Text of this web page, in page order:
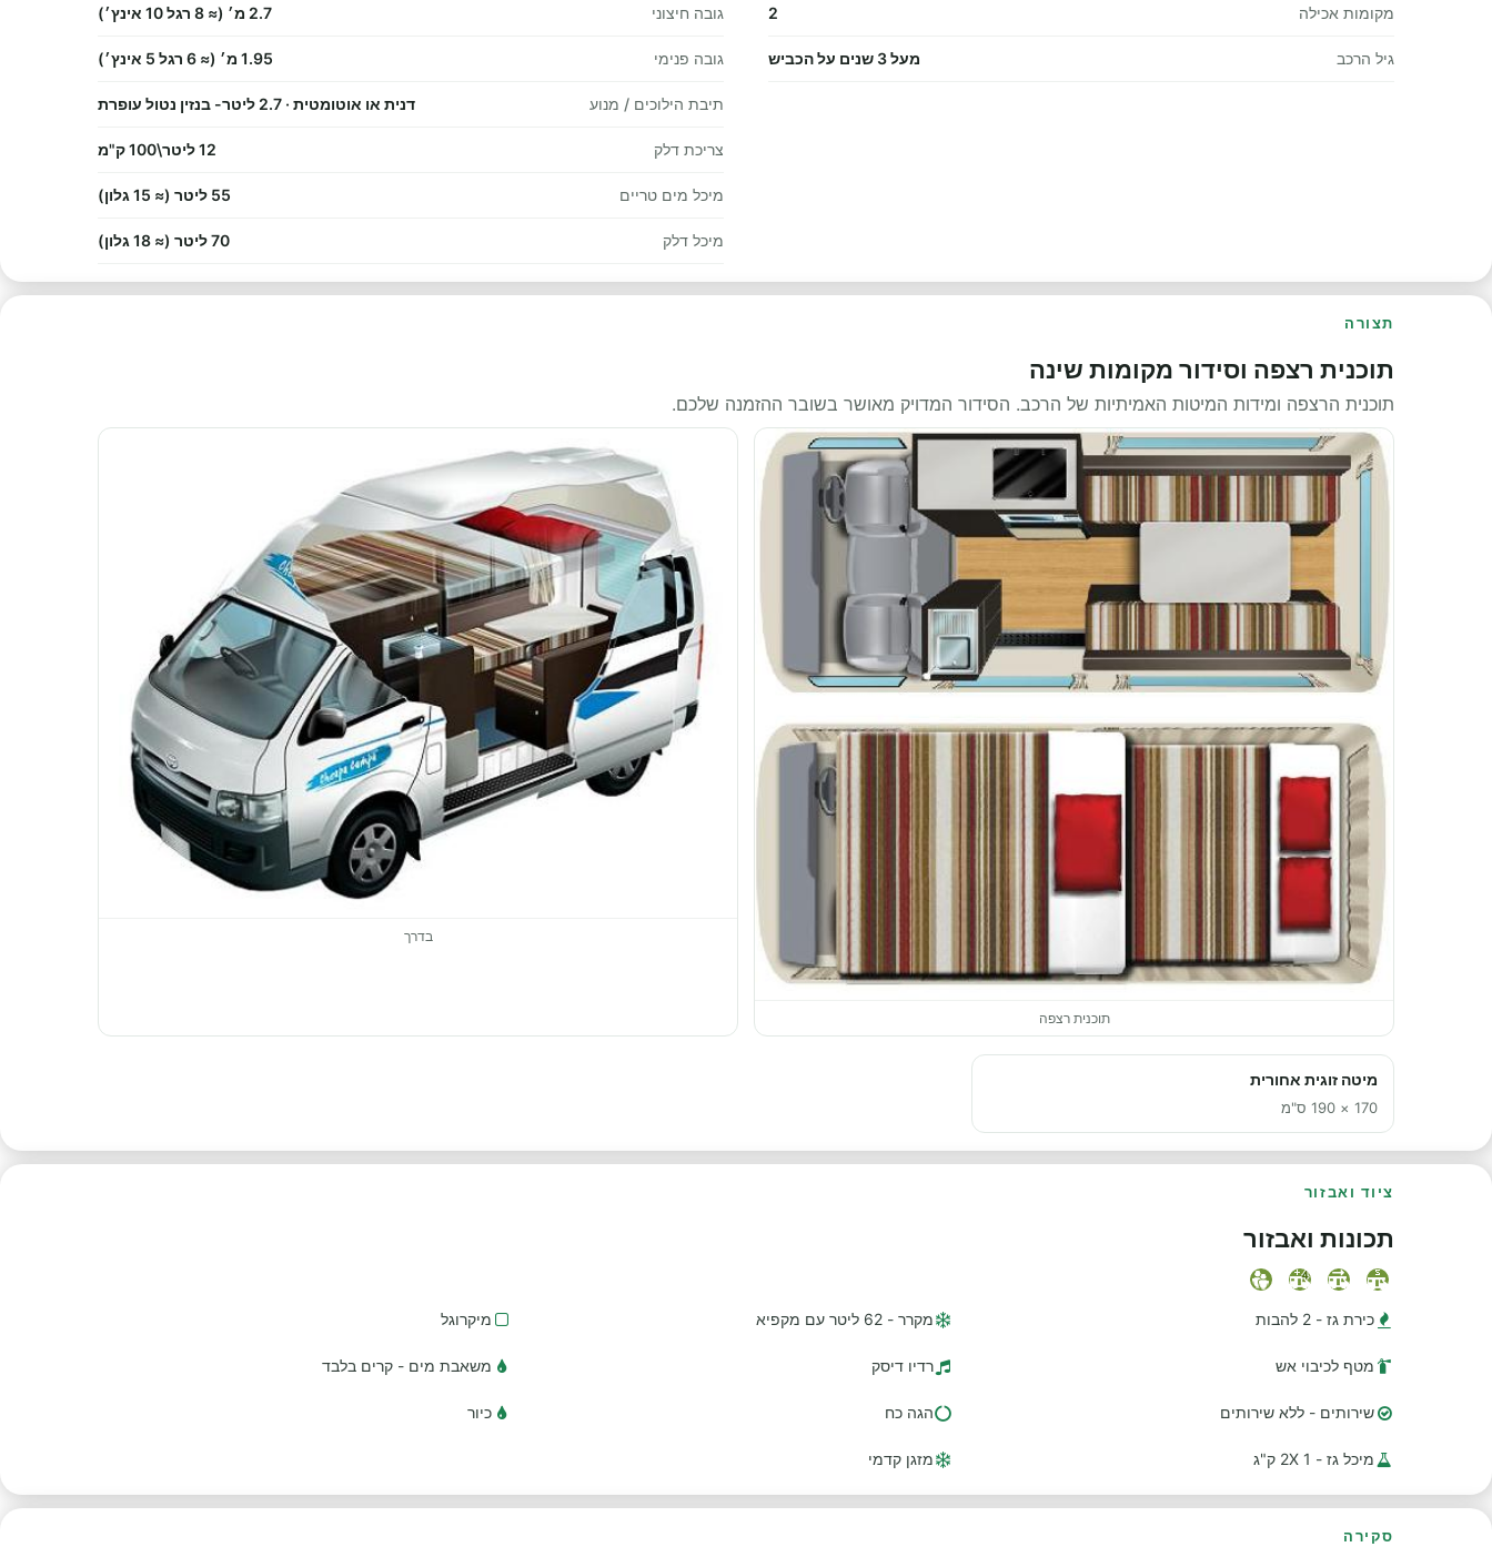
מקומות אכילה 2
גיל הרכב מעל 3 שנים על הכביש
גובה חיצוני 2.7 מ׳ (≈ 8 רגל 10 אינץ׳)
גובה פנימי 1.95 מ׳ (≈ 6 רגל 5 אינץ׳)
תיבת הילוכים / מנוע דנית או אוטומטית · 2.7 ליטר- בנזין נטול עופרת
צריכת דלק 12 ליטר\100 ק"מ
מיכל מים טריים 55 ליטר (≈ 15 גלון)
מיכל דלק 70 ליטר (≈ 18 גלון)
תצורה
תוכנית רצפה וסידור מקומות שינה
תוכנית הרצפה ומידות המיטות האמיתיות של הרכב. הסידור המדויק מאושר בשובר ההזמנה שלכם.
תוכנית רצפה
בדרך
מיטה זוגית אחורית
170 × 190 ס"מ
ציוד ואבזור
תכונות ואבזור
כירת גז - 2 להבות מקרר - 62 ליטר עם מקפיא מיקרוגל
מטף לכיבוי אש רדיו דיסק משאבת מים - קרים בלבד
שירותים - ללא שירותים הגה כח כיור
מיכל גז - 1 2X ק"ג מזגן קדמי
סקירה